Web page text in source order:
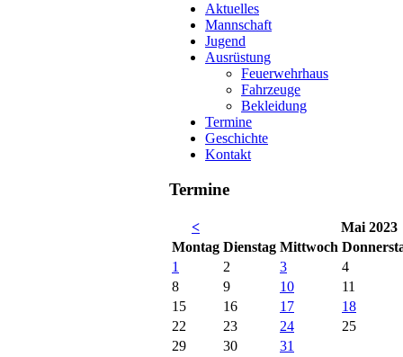
Aktuelles
Mannschaft
Jugend
Ausrüstung
Feuerwehrhaus
Fahrzeuge
Bekleidung
Termine
Geschichte
Kontakt
Termine
<
Mai 2023
Montag Dienstag Mittwoch Do
1
2 3
4
8
9 10
11
15
16 17
18
22
23 24
25
29
30 31